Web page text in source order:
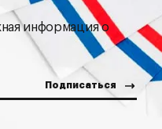
информация о